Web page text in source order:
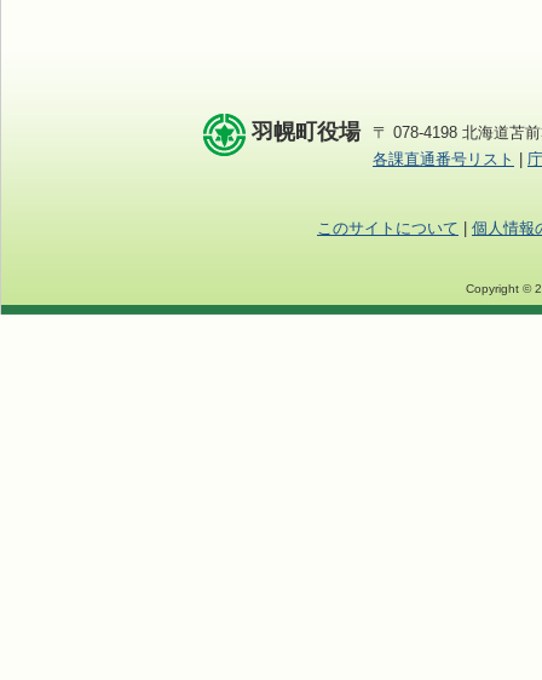
羽幌町役場
〒 078-4198 北海道苫
各課直通番号リスト
このサイトについて 個人情報
Copyright ©